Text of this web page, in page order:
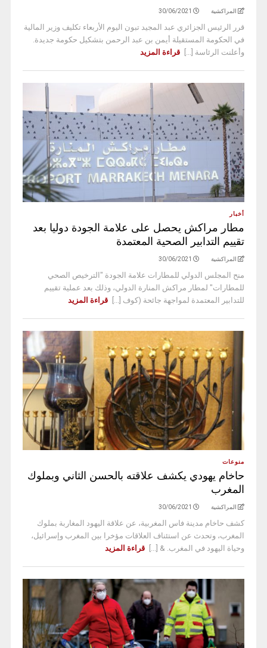
المراكشية 30/06/2021
قرر الرئيس الجزائري عبد المجيد تبون اليوم الأربعاء تكليف وزير المالية
في الحكومة المستقيلة أيمن بن عبد الرحمن بتشكيل حكومة جديدة.
وأعلنت الرئاسة [...]
قراءة المزيد
أخبار
مطار مراكش يحصل على علامة الجودة دوليا بعد
تقييم التدابير الصحية المعتمدة
المراكشية 30/06/2021
منح المجلس الدولي للمطارات علامة الجودة "الترخيص الصحي
للمطارات" لمطار مراكش المنارة الدولي، وذلك بعد عملية تقييم
للتدابير المعتمدة لمواجهة جائحة (كوف [...]
قراءة المزيد
منوعات
حاخام يهودي يكشف علاقته بالحسن الثاني وبملوك
المغرب
المراكشية 30/06/2021
كشف حاخام مدينة فاس المغربية، عن علاقة اليهود المغاربة بملوك
المغرب، وتحدث عن استئناف العلاقات مؤخرا بين المغرب وإسرائيل،
وحياة اليهود في المغرب. & [...]
قراءة المزيد